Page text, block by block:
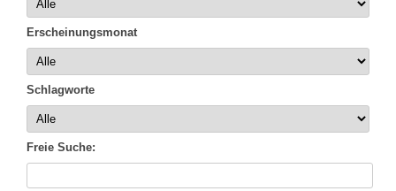
Erscheinungsmonat
Schlagworte
Freie Suche: